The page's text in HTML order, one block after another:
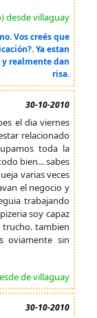
desde villaguay
Vos creés que
Ya estan
realmente dan
risa.
30-10-2010
el dia viernes
relacionado
toda la
bien... sabes
varias veces
el negocio y
trabajando
soy capaz
tambien
oviamente sin
de villaguay
30-10-2010